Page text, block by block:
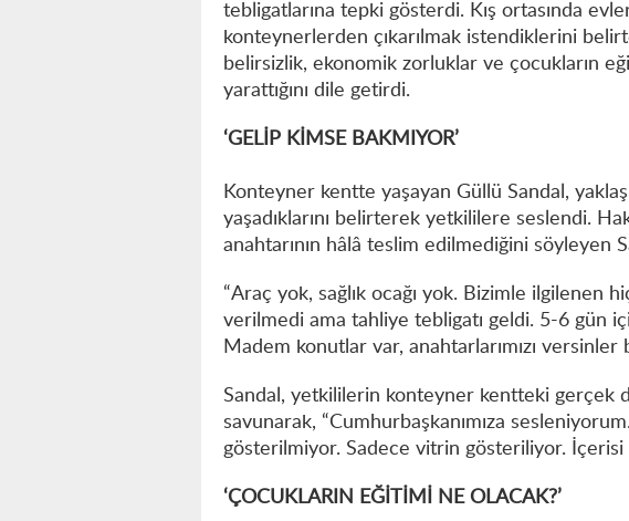
tebligatlarına tepki gösterdi. Kış ortasında
konteynerlerden çıkarılmak istendiklerini
belirsizlik, ekonomik zorluklar ve çocukların
yarattığını dile getirdi.
‘GELİP KİMSE BAKMIYOR’
Konteyner kentte yaşayan Güllü Sandal,
yaşadıklarını belirterek yetkililere seslendi.
anahtarının hâlâ teslim edilmediğini söyleyen
“Araç yok, sağlık ocağı yok. Bizimle ilgilenen
verilmedi ama tahliye tebligatı geldi. 5-6 gün
Madem konutlar var, anahtarlarımızı versinler
Sandal, yetkililerin konteyner kentteki gerçek
savunarak, “Cumhurbaşkanımıza
gösterilmiyor. Sadece vitrin gösteriliyor. İçerisi
‘ÇOCUKLARIN EĞİTİMİ NE OLACAK?’